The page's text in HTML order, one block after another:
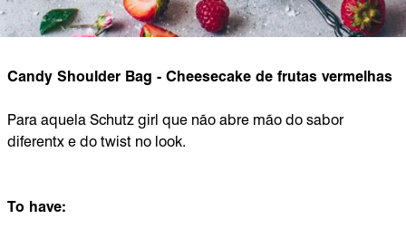
Candy Shoulder Bag - Cheesecake de frutas vermelhas
Para aquela Schutz girl que não abre mão do sabor
diferentx e do twist no look.
To have: